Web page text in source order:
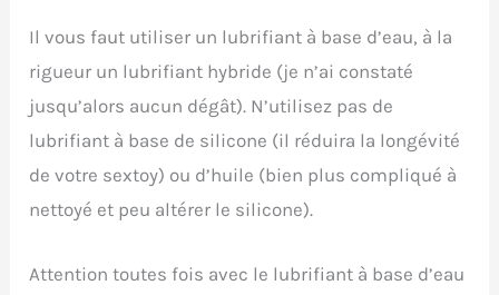
Il vous faut utiliser un lubrifiant à base d’eau, à la
rigueur un lubrifiant hybride (je n’ai constaté
jusqu’alors aucun dégât). N’utilisez pas de
lubrifiant à base de silicone (il réduira la longévité
de votre sextoy) ou d’huile (bien plus compliqué à
nettoyé et peu altérer le silicone).
Attention toutes fois avec le lubrifiant à base d’eau